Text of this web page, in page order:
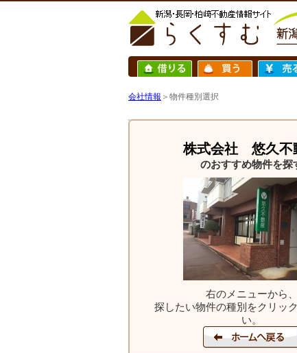
会社情報 ＞物件種別選択
株式会社 悠久不
のおすすめ物件を探
右のメニューから、
探したい物件の種別をクリッ
い。